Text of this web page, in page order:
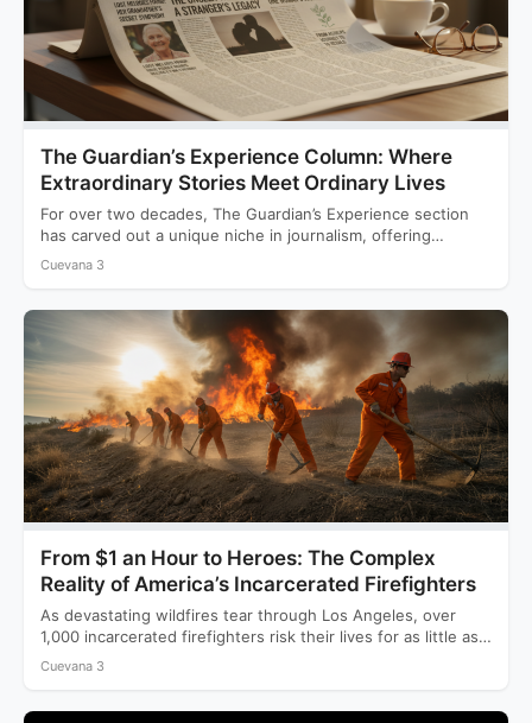
The Guardian’s Experience Column: Where
Extraordinary Stories Meet Ordinary Lives
For over two decades, The Guardian’s Experience section
has carved out a unique niche in journalism, offering
readers…
Cuevana 3
From $1 an Hour to Heroes: The Complex
Reality of America’s Incarcerated Firefighters
As devastating wildfires tear through Los Angeles, over
1,000 incarcerated firefighters risk their lives for as little as…
Cuevana 3